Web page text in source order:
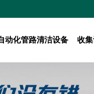
动化管路清洁设备 收